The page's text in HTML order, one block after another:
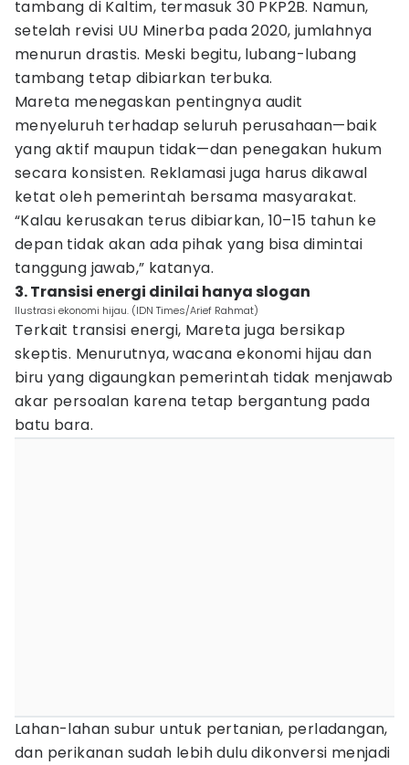
tambang di Kaltim, termasuk 30 PKP2B. Namun,
setelah revisi UU Minerba pada 2020, jumlahnya
menurun drastis. Meski begitu, lubang-lubang
tambang tetap dibiarkan terbuka.
Mareta menegaskan pentingnya audit
menyeluruh terhadap seluruh perusahaan—baik
yang aktif maupun tidak—dan penegakan hukum
secara konsisten. Reklamasi juga harus dikawal
ketat oleh pemerintah bersama masyarakat.
“Kalau kerusakan terus dibiarkan, 10–15 tahun ke
depan tidak akan ada pihak yang bisa dimintai
tanggung jawab,” katanya.
3. Transisi energi dinilai hanya slogan
Ilustrasi ekonomi hijau. (IDN Times/Arief Rahmat)
Terkait transisi energi, Mareta juga bersikap
skeptis. Menurutnya, wacana ekonomi hijau dan
biru yang digaungkan pemerintah tidak menjawab
akar persoalan karena tetap bergantung pada
batu bara.
Lahan-lahan subur untuk pertanian, perladangan,
dan perikanan sudah lebih dulu dikonversi menjadi